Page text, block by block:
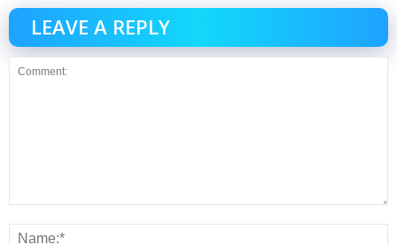
LEAVE A REPLY